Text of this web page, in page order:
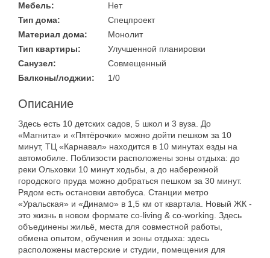
Мебель:
Нет
Тип дома:
Спецпроект
Материал дома:
Монолит
Тип квартиры:
Улучшенной планировки
Санузел:
Совмещенный
Балконы/лоджии:
1/0
Описание
Здесь есть 10 детских садов, 5 школ и 3 вуза. До
«Магнита» и «Пятёрочки» можно дойти пешком за 10
минут, ТЦ «Карнавал» находится в 10 минутах езды на
автомобиле. Поблизости расположены зоны отдыха: до
реки Ольховки 10 минут ходьбы, а до набережной
городского пруда можно добраться пешком за 30 минут.
Рядом есть остановки автобуса. Станции метро
«Уральская» и «Динамо» в 1,5 км от квартала. Новый ЖК -
это жизнь в новом формате co-living & co-working. Здесь
объединены жильё, места для совместной работы,
обмена опытом, обучения и зоны отдыха: здесь
расположены мастерские и студии, помещения для